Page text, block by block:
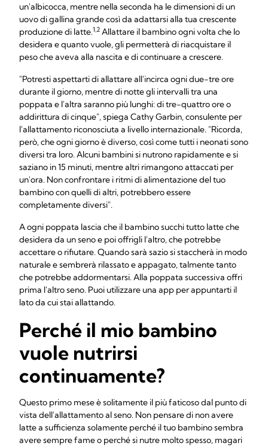
un'albicocca, mentre nella seconda ha le dimensioni di un
uovo di gallina grande così da adattarsi alla tua crescente
produzione di latte.1,2 Allattare il bambino ogni volta che lo
desidera e quanto vuole, gli permetterà di riacquistare il
peso che aveva alla nascita e di continuare a crescere.
"Potresti aspettarti di allattare all'incirca ogni due-tre ore
durante il giorno, mentre di notte gli intervalli tra una
poppata e l'altra saranno più lunghi: di tre-quattro ore o
addirittura di cinque", spiega Cathy Garbin, consulente per
l'allattamento riconosciuta a livello internazionale. "Ricorda,
però, che ogni giorno è diverso, così come tutti i neonati sono
diversi tra loro. Alcuni bambini si nutrono rapidamente e si
saziano in 15 minuti, mentre altri rimangono attaccati per
un'ora. Non confrontare i ritmi di alimentazione del tuo
bambino con quelli di altri, potrebbero essere
completamente diversi".
A ogni poppata lascia che il bambino succhi tutto latte che
desidera da un seno e poi offrigli l'altro, che potrebbe
accettare o rifiutare. Quando sarà sazio si staccherà in modo
naturale e sembrerà rilassato e appagato, talmente tanto
che potrebbe addormentarsi. Alla poppata successiva offri
prima l'altro seno. Puoi utilizzare una app per appuntarti il
lato da cui stai allattando.
Perché il mio bambino
vuole nutrirsi
continuamente?
Questo primo mese è solitamente il più faticoso dal punto di
vista dell'allattamento al seno. Non pensare di non avere
latte a sufficienza solamente perché il tuo bambino sembra
avere sempre fame o perché si nutre molto spesso, magari